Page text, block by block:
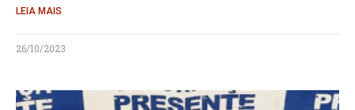
LEIA MAIS
26/10/2023